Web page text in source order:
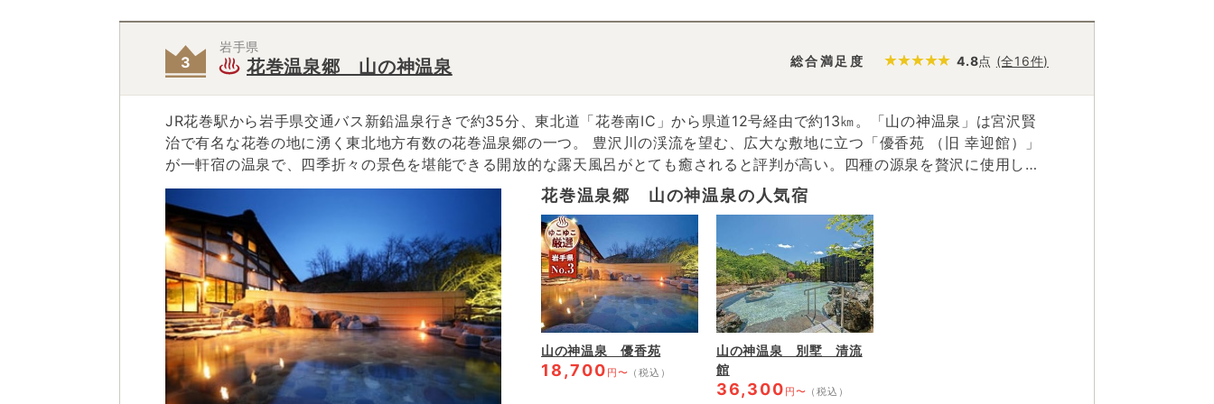
岩手県
花巻温泉郷 山の神温泉 総合満足度 4.8点 (全16件)
JR花巻駅から岩手県交通バス新鉛温泉行きで約35分、東北道「花巻南IC」から県道12号経由で約13㎞。「山の神温泉」は宮沢賢
治で有名な花巻の地に湧く東北地方有数の花巻温泉郷の一つ。 豊沢川の渓流を望む、広大な敷地に立つ「優香苑 （旧 幸迎館）」
が一軒宿の温泉で、四季折々の景色を堪能できる開放的な露天風呂がとても癒されると評判が高い。四種の源泉を贅沢に使用した
源泉かけ流しの天然温泉はまるで化粧 水のようなとろみを帯びている。 名前の由来は、山の神様を祀っていると崇められる「山?
（やまずみ）神社」があることから、山の神様が居る地に湧いた温泉であることから名付けられたとか。宮沢賢治が愛した花巻の
夜空を見ながらの湯浴みは、また格別だ。
花巻温泉郷 山の神温泉の人気宿
山の神温泉 優香苑
18,700 円〜 （税込）
山の神温泉 別墅 清流
館
36,300 円〜 （税込）